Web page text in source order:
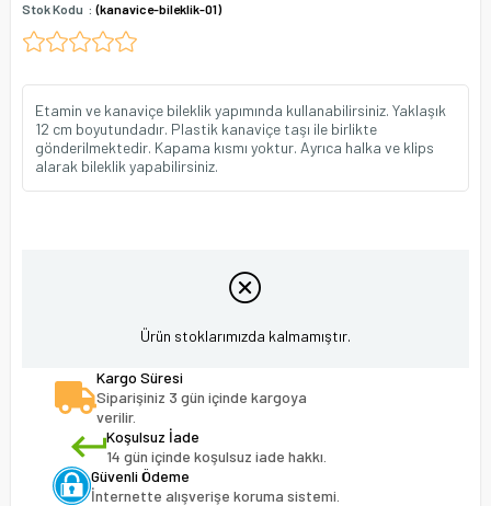
Stok Kodu (kanavice-bileklik-01)
Etamin ve kanaviçe bileklik yapımında kullanabilirsiniz. Yaklaşık
12 cm boyutundadır. Plastik kanaviçe taşı ile birlikte
gönderilmektedir. Kapama kısmı yoktur. Ayrıca halka ve klips
alarak bileklik yapabilirsiniz.
Ürün stoklarımızda kalmamıştır.
Kargo Süresi
Siparişiniz 3 gün içinde kargoya
verilir.
Koşulsuz İade
14 gün içinde koşulsuz iade hakkı.
Güvenli Ödeme
İnternette alışverişe koruma sistemi.